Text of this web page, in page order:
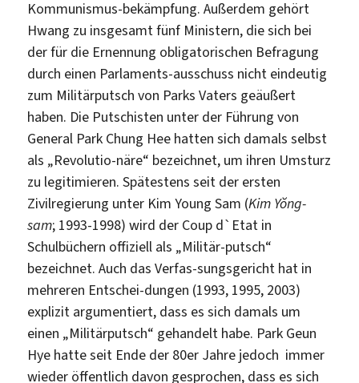
Kommunismus-bekämpfung. Außerdem gehört
Hwang zu insgesamt fünf Ministern, die sich bei
der für die Ernennung obligatorischen Befragung
durch einen Parlaments-ausschuss nicht eindeutig
zum Militärputsch von Parks Vaters geäußert
haben. Die Putschisten unter der Führung von
General Park Chung Hee hatten sich damals selbst
als „Revolutio-näre“ bezeichnet, um ihren Umsturz
zu legitimieren. Spätestens seit der ersten
Zivilregierung unter Kim Young Sam (Kim Yŏng-
sam; 1993-1998) wird der Coup d`Etat in
Schulbüchern offiziell als „Militär-putsch“
bezeichnet. Auch das Verfas-sungsgericht hat in
mehreren Entschei-dungen (1993, 1995, 2003)
explizit argumentiert, dass es sich damals um
einen „Militärputsch“ gehandelt habe. Park Geun
Hye hatte seit Ende der 80er Jahre jedoch immer
wieder öffentlich davon gesprochen, dass es sich